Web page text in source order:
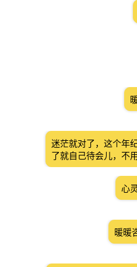
迷茫就对了，这个年
了就自己待会儿，不
心
暖暖